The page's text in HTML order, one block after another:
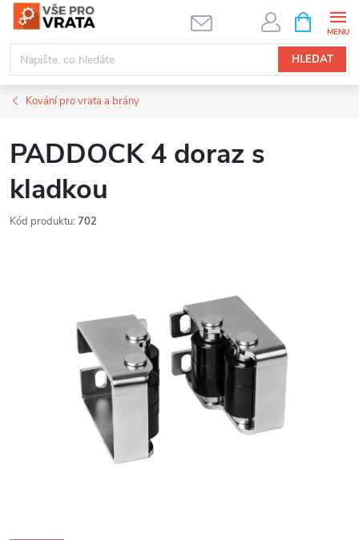
Přejít
obsah
HLEDAT
NÁKUPNÍ
KOŠÍK
Kování pro vrata a brány
PADDOCK 4 doraz s
kladkou
Kód produktu: 702